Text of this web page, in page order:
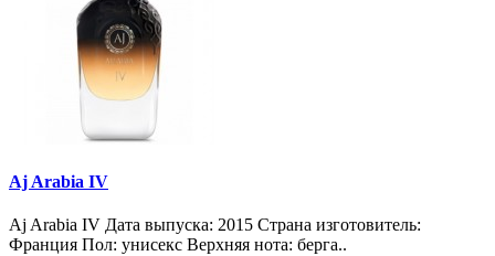
Aj Arabia IV
Aj Arabia IV Дата выпуска: 2015 Страна изготовитель:
Франция Пол: унисекс Верхняя нота: берга..